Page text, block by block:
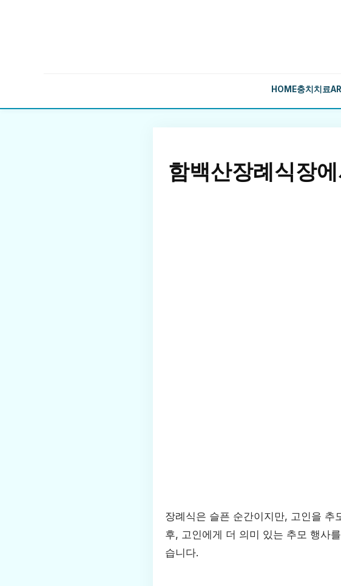
HOME충치치료
함백산장례식장
장례식은 슬픈 순간이지만, 고인을 추
후, 고인에게 더 의미 있는 추모 행사
습니다.